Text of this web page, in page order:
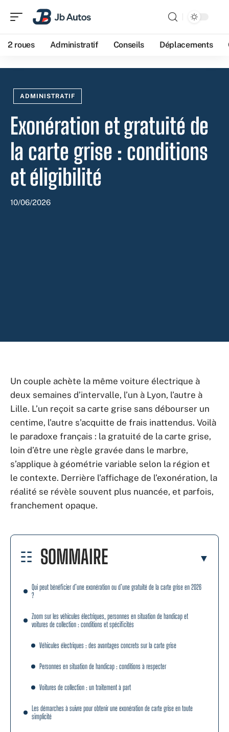
2 roues Administratif Conseils Déplacements
ADMINISTRATIF
Exonération et gratuité de
la carte grise : conditions
et éligibilité
10/06/2026
Un couple achète la même voiture électrique à
deux semaines d’intervalle, l’un à Lyon, l’autre à
Lille. L’un reçoit sa carte grise sans débourser un
centime, l’autre s’acquitte de frais inattendus. Voilà
le paradoxe français : la gratuité de la carte grise,
loin d’être une règle gravée dans le marbre,
s’applique à géométrie variable selon la région et
le contexte. Derrière l’affichage de l’exonération, la
réalité se révèle souvent plus nuancée, et parfois,
franchement opaque.
SOMMAIRE
Qui peut bénéficier d’une exonération ou d’une gratuité de la carte grise en 2026
?
Zoom sur les véhicules électriques, personnes en situation de handicap et
voitures de collection : conditions et spécificités
Véhicules électriques : des avantages concrets sur la carte grise
Personnes en situation de handicap : conditions à respecter
Voitures de collection : un traitement à part
Les démarches à suivre pour obtenir une exonération de carte grise en toute
simplicité